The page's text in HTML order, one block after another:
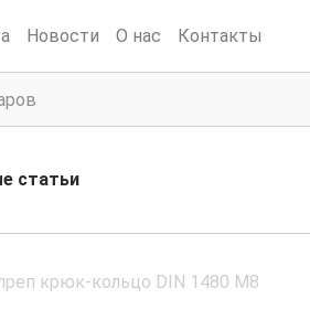
Новости О нас Контакты
статьи
крюк-кольцо DIN 1480 М8